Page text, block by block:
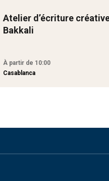
Atelier d’écriture
Bakkali
À partir de 10:00
Casablanca